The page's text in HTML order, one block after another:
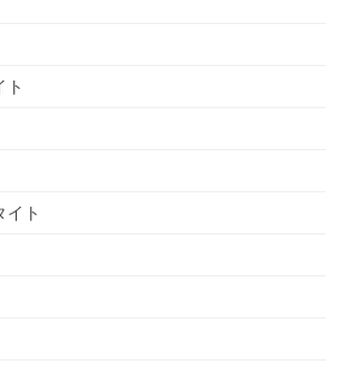
イト